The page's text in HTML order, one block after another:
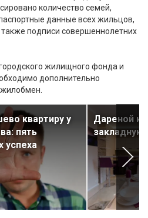
количество семей,
данные всех жильцов,
подписи совершеннолетних
жилищного фонда и
дополнительно
квартиру у
пять
успеха
Дареной
закладную